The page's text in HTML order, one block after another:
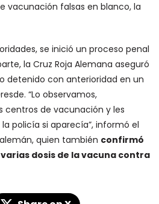
vacunación falsas en blanco, la
se inició un proceso penal
la Cruz Roja Alemana aseguró
detenido con anterioridad en un
“Lo observamos,
centros de vacunación y les
policía si aparecía”, informó el
quien también confirmó
dosis de la vacuna contra